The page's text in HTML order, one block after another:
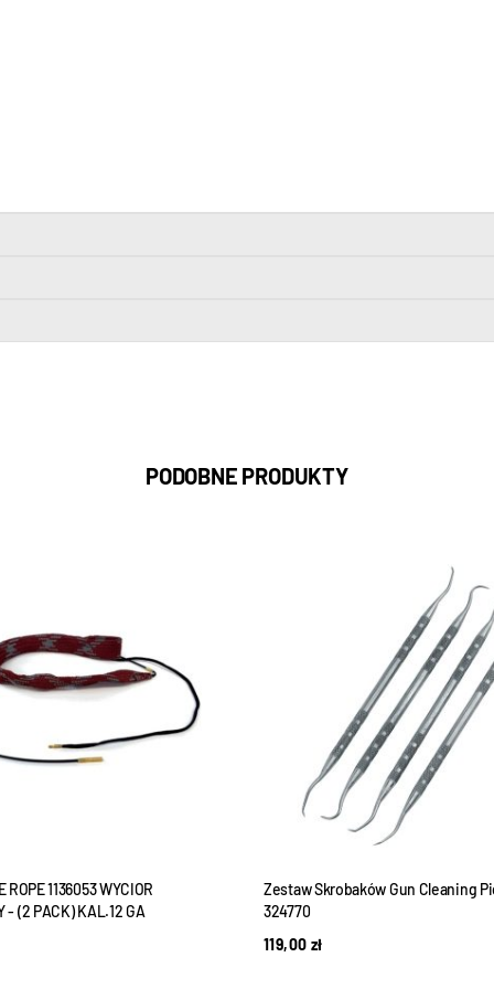
PODOBNE PRODUKTY
ROPE 1136053 WYCIOR
- (2 PACK) KAL.12 GA
Zestaw Skrobaków Gun Cleaning
324770
119,00 zł